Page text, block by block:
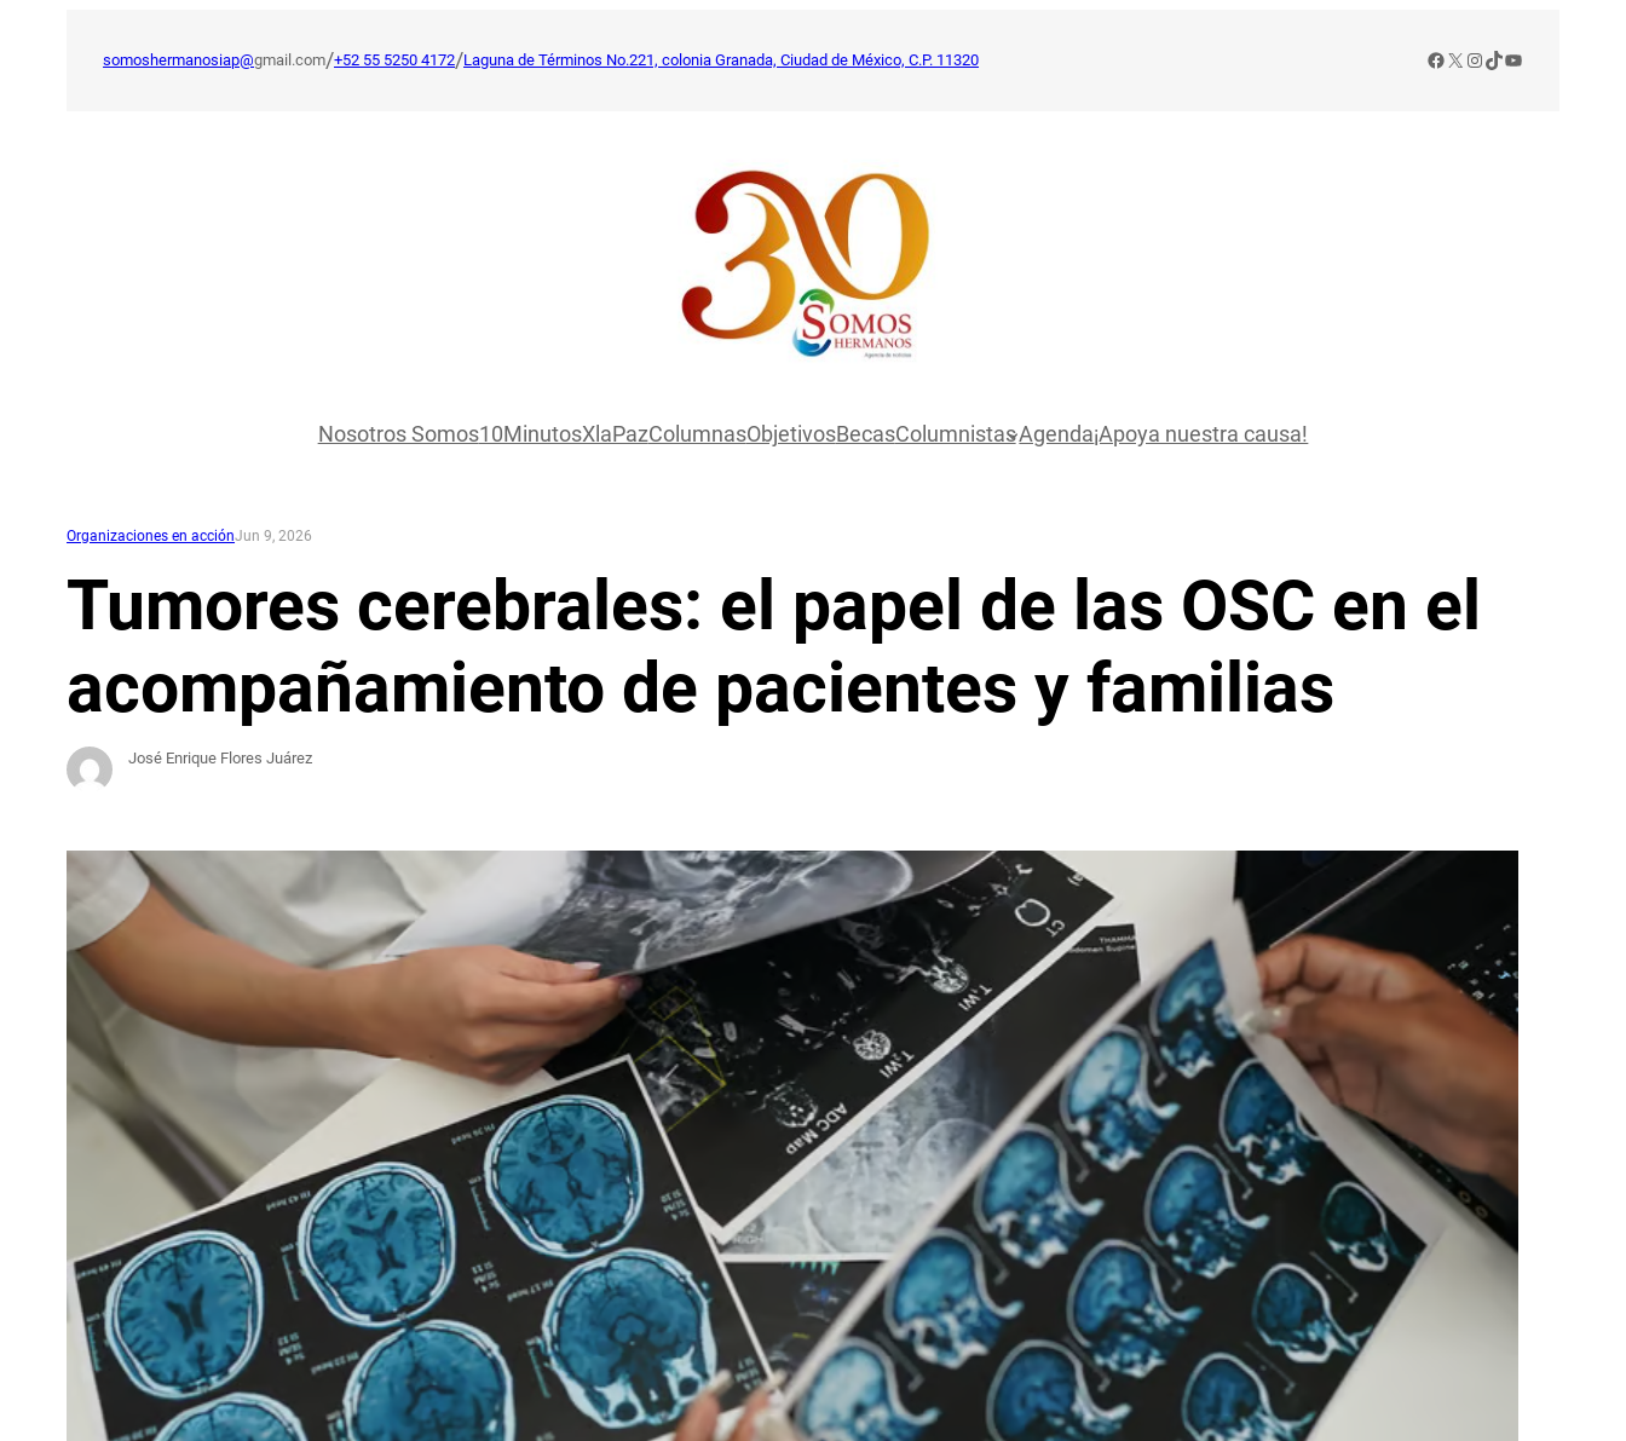
somoshermanosiap@gmail.com/+52 55 5250 4172/Laguna de Términos No.221, colonia Granada, Ciudad de México, C.P. 11320 Facebook
X Instagram
TikTok
YouTube
Nosotros Somos10MinutosXlaPazColumnasObjetivosBecasColumnistasAgenda¡Apoya nuestra causa!
Organizaciones en acciónJun 9, 2026
Tumores cerebrales: el papel de las OSC en el
acompañamiento de pacientes y familias
José Enrique Flores Juárez